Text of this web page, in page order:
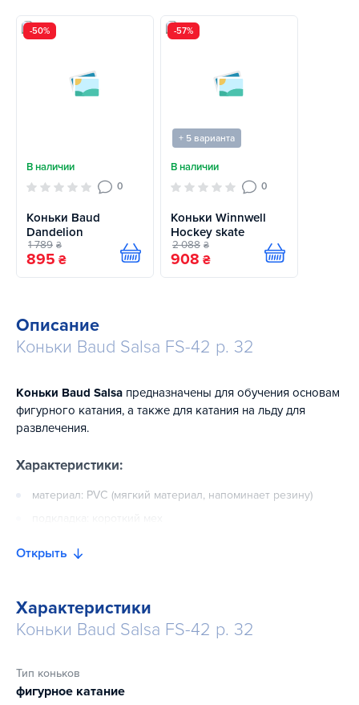
-50%
В наличии
0
Коньки Baud
Dandelion
1 789 ₴
895 ₴ Купить
-57%
+ 5 варианта
В наличии
0
Коньки Winnwell
Hockey skate
2 088 ₴
908 ₴ Купить
Описание
Коньки Baud Salsa FS-42 р. 32
Коньки Baud Salsa предназначены для обучения основам
фигурного катания, а также для катания на льду для
развлечения.
Характеристики:
материал: PVC (мягкий материал, напоминает резину)
Открыть
Характеристики
Коньки Baud Salsa FS-42 р. 32
Тип коньков
фигурное катание